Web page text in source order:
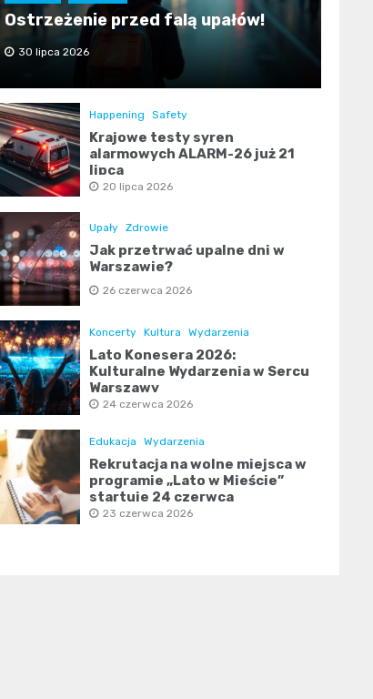
Ostrzeżenie przed falą upałów!
30 lipca 2026
Happening Safety
Krajowe testy syren
alarmowych ALARM-26 już 21
lipca
20 lipca 2026
Upały Zdrowie
Jak przetrwać upalne dni w
Warszawie?
26 czerwca 2026
Koncerty Kultura Wydarzenia
Lato Konesera 2026:
Kulturalne Wydarzenia w Sercu
Warszawy
24 czerwca 2026
Edukacja Wydarzenia
Rekrutacja na wolne miejsca w
programie „Lato w Mieście”
startuje 24 czerwca
23 czerwca 2026